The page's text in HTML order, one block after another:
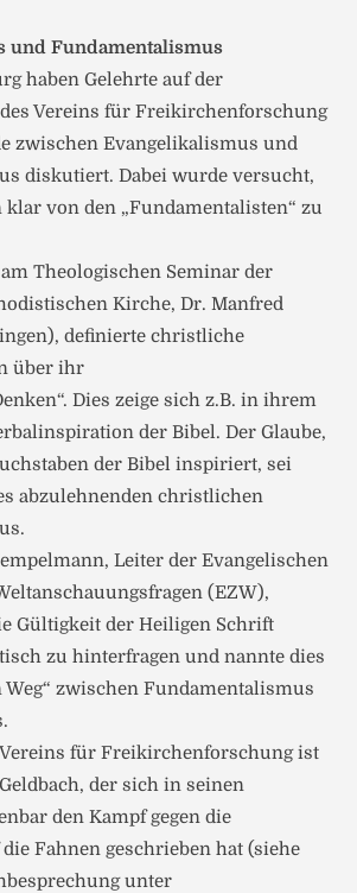
und Fundamentalismus
haben Gelehrte auf der
Vereins für Freikirchenforschung
zwischen Evangelikalismus und
diskutiert. Dabei wurde versucht,
klar von den „Fundamentalisten“ zu
Theologischen Seminar der
Kirche, Dr. Manfred
definierte christliche
über ihr
Dies zeige sich z.B. in ihrem
der Bibel. Der Glaube,
der Bibel inspiriert, sei
abzulehnenden christlichen
Leiter der Evangelischen
(EZW),
Gültigkeit der Heiligen Schrift
zu hinterfragen und nannte dies
zwischen Fundamentalismus
für Freikirchenforschung ist
der sich in seinen
den Kampf gegen die
Fahnen geschrieben hat (siehe
unter